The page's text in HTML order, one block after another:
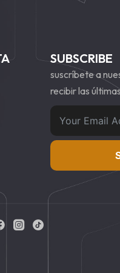
SUBSCRIBE
suscríbete a
recibir las